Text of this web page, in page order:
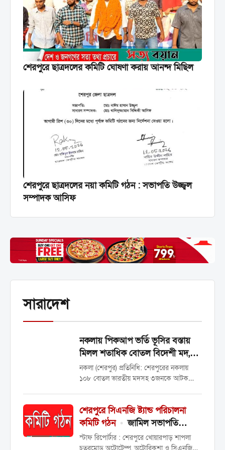
শেরপুরে ছাত্রদলের কমিটি ঘোষণা করায় আনন্দ মিছিল
শেরপুরে ছাত্রদলের নয়া কমিটি গঠন : সভাপতি উজ্জ্বল
সম্পাদক আসিফ
সারাদেশ
নকলায় পিকআপ ভর্তি ভূসির বস্তায়
মিলল শতাধিক বোতল বিদেশী মদ,
আটক-৩
নকলা (শেরপুর) প্রতিনিধি: শেরপুরের নকলায়
১০৮ বোতল ভারতীয় মদসহ ৩জনকে আটক
হয়। আটককৃতরা হলেন, শেরপুর জেলার শ্রীবরদী
উপজেলার কুরুয়া পশ্চিমপাড়া এলাকার আবুল
কাসেমের...
শেরপুরে সিএনজি ষ্ট্যান্ড পরিচালনা
কমিটি গঠন • জামিল সভাপতি
সম্পাদক হিরা
স্টাফ রিপোর্টার : শেরপুরে খোয়ারপাড় শাপলা